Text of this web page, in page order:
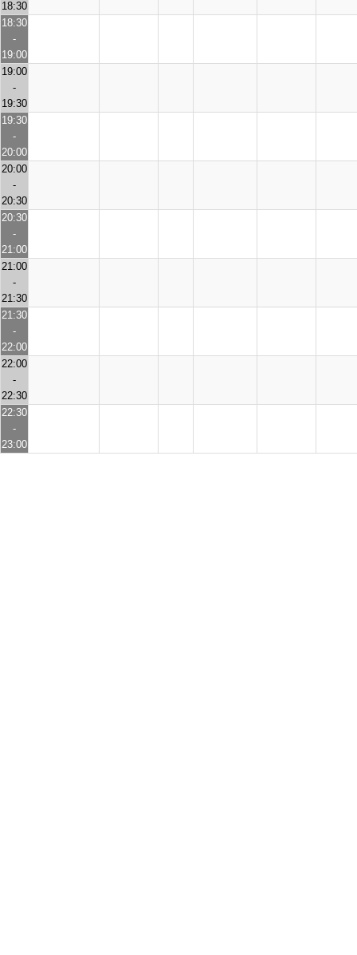
18:30
18:30
-
19:00
19:00
-
19:30
19:30
-
20:00
20:00
-
20:30
20:30
-
21:00
21:00
-
21:30
21:30
-
22:00
22:00
-
22:30
22:30
-
23:00